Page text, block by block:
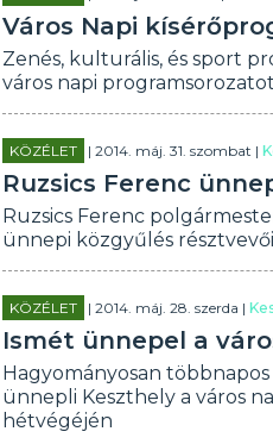
Város Napi
Zenés, kulturális, és sport
város napi
KÖZÉLET | 2014. máj. 31. szombat |
Ruzsics Ferenc
Ruzsics Ferenc
ünnepi közgyűlés
KÖZÉLET | 2014. máj. 28. szerda |
Ismét ünnepel a
Hagyományosan
ünnepli Keszthely a város
hétvégéjén